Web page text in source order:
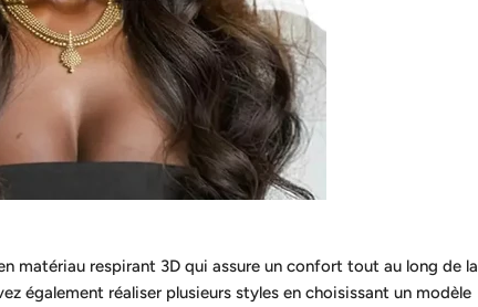
matériau respirant 3D qui assure un confort tout au long de la
également réaliser plusieurs styles en choisissant un modèle